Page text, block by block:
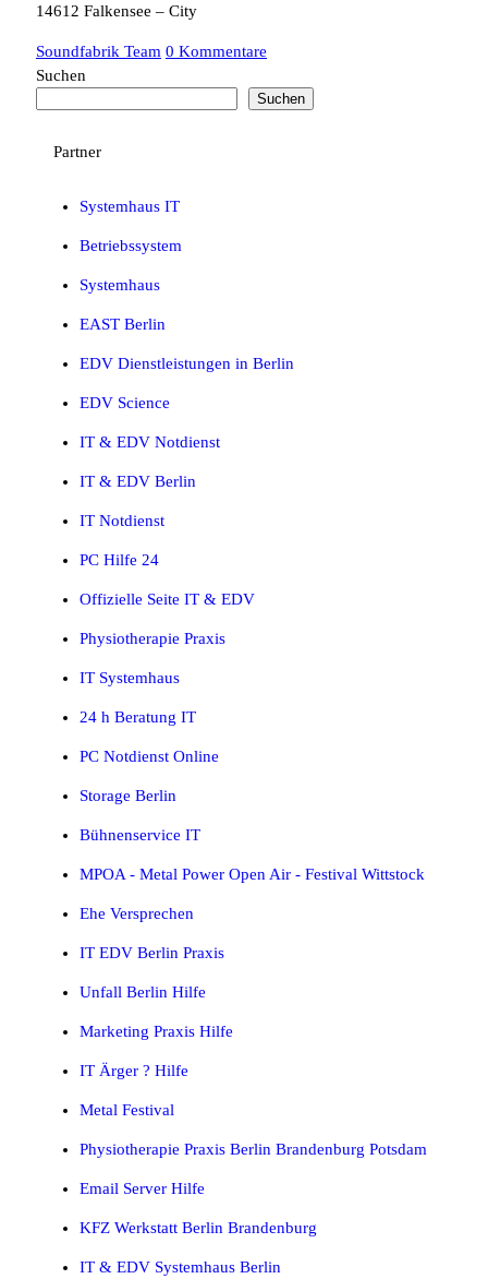
14612 Falkensee – City
Soundfabrik Team 0 Kommentare
Suchen
Suchen
Partner
Systemhaus IT
Betriebssystem
Systemhaus
EAST Berlin
EDV Dienstleistungen in Berlin
EDV Science
IT & EDV Notdienst
IT & EDV Berlin
IT Notdienst
PC Hilfe 24
Offizielle Seite IT & EDV
Physiotherapie Praxis
IT Systemhaus
24 h Beratung IT
PC Notdienst Online
Storage Berlin
Bühnenservice IT
MPOA - Metal Power Open Air - Festival Wittstock
Ehe Versprechen
IT EDV Berlin Praxis
Unfall Berlin Hilfe
Marketing Praxis Hilfe
IT Ärger ? Hilfe
Metal Festival
Physiotherapie Praxis Berlin Brandenburg Potsdam
Email Server Hilfe
KFZ Werkstatt Berlin Brandenburg
IT & EDV Systemhaus Berlin